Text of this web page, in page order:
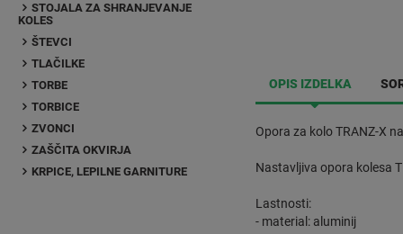
STOJALA ZA SHRANJEVANJE
KOLES
ŠTEVCI
TLAČILKE
TORBE
TORBICE
ZVONCI
ZAŠČITA OKVIRJA
KRPICE, LEPILNE GARNITURE
OPIS IZDELKA
Opora za kolo TRANZ-X
Nastavljiva opora kolesa
Lastnosti:
- material: aluminij